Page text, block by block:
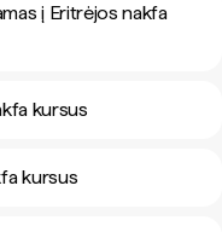
į Eritrėjos nakfa
kursus
kursus